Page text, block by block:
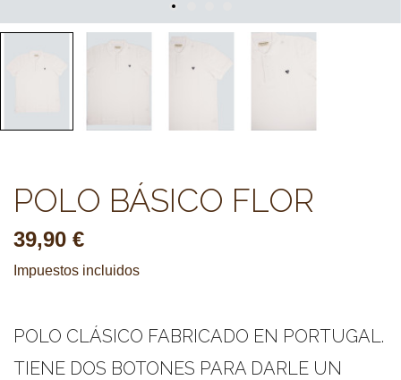
POLO BÁSICO FLOR
39,90 €
Impuestos incluidos
POLO CLÁSICO FABRICADO EN PORTUGAL.
TIENE DOS BOTONES PARA DARLE UN